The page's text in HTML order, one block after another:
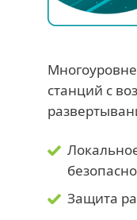
станций с
Защита